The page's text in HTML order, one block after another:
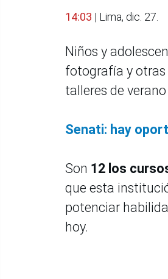
14:03 | Lima, dic. 27.
Niños y
fotografía y otras
talleres de
Senati: hay
Son 12 los
que esta
potenciar
hoy.